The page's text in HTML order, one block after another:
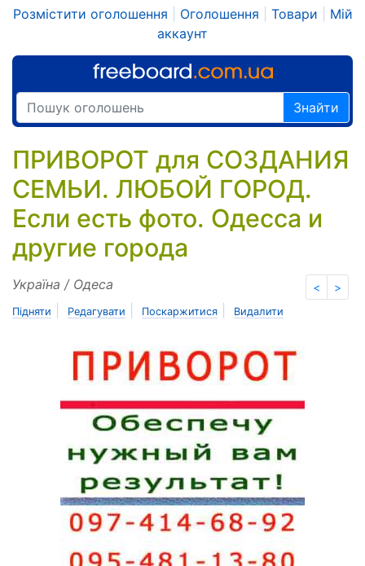
Розмістити оголошення Оголошення Товари
Мій
аккаунт
Знайти
ПРИВОРОТ для СОЗДАНИЯ
СЕМЬИ. ЛЮБОЙ ГОРОД.
Если есть фото. Одесса и
другие города
< >
Україна / Одеса
Підняти Редагувати Поскаржитися Видалити